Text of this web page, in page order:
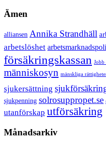
Ämen
alliansen Annika Strandhäll
arbetslöshet
försäkringskassan Jobb
människosyn mänskliga
sjukersättning
sjukpenning solrosuppropet.se
utanförskap utförsäkring
Månadsarkiv